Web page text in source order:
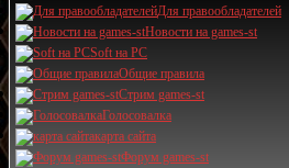
Для правообладателей
Новости на games-st
Soft на PC
Общие правила
Стрим games-st
Голосовалка
карта сайта
Форум games-st